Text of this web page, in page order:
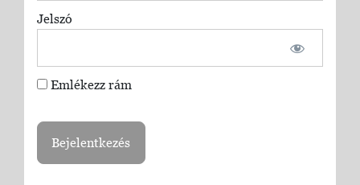
Jelszó
Emlékezz rám